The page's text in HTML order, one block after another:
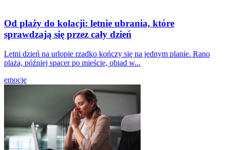
Od plaży do kolacji: letnie ubrania, które
sprawdzają się przez cały dzień
Letni dzień na urlopie rzadko kończy się na jednym planie. Rano
plaża, później spacer po mieście, obiad w...
emocje